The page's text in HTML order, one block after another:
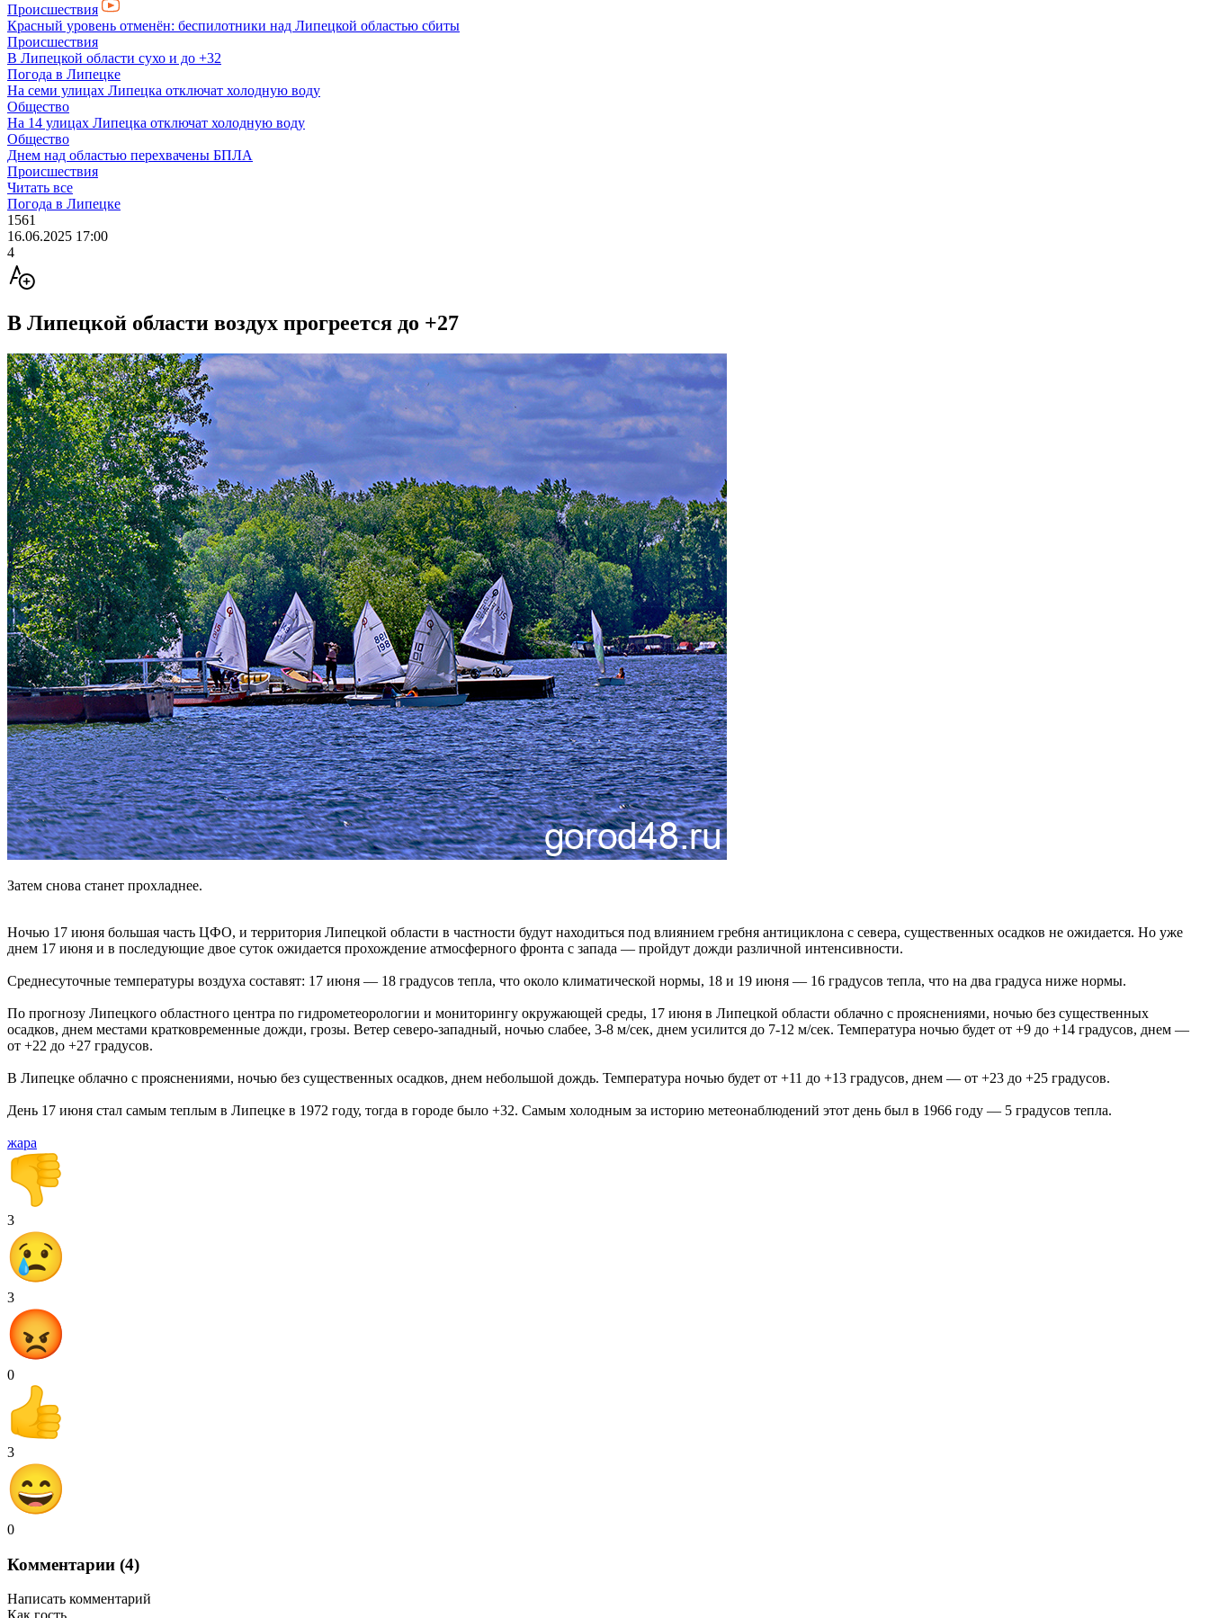
Происшествия
Красный уровень отменён: беспилотники над Липецкой областью сбиты
Происшествия
В Липецкой области сухо и до +32
Погода в Липецке
На семи улицах Липецка отключат холодную воду
Общество
На 14 улицах Липецка отключат холодную воду
Общество
Днем над областью перехвачены БПЛА
Происшествия
Читать все
Погода в Липецке
1561
16.06.2025 17:00
4
В Липецкой области воздух прогреется до +27
Затем снова станет прохладнее.
Ночью 17 июня большая часть ЦФО, и территория Липецкой области в частности будут находиться под влиянием гребня антициклона с севера, существенных осадков не ожидается. Но уже
днем 17 июня и в последующие двое суток ожидается прохождение атмосферного фронта с запада — пройдут дожди различной интенсивности.
Среднесуточные температуры воздуха составят: 17 июня — 18 градусов тепла, что около климатической нормы, 18 и 19 июня — 16 градусов тепла, что на два градуса ниже нормы.
По прогнозу Липецкого областного центра по гидрометеорологии и мониторингу окружающей среды, 17 июня в Липецкой области облачно с прояснениями, ночью без существенных
осадков, днем местами кратковременные дожди, грозы. Ветер северо-западный, ночью слабее, 3-8 м/сек, днем усилится до 7-12 м/сек. Температура ночью будет от +9 до +14 градусов, днем —
от +22 до +27 градусов.
В Липецке облачно с прояснениями, ночью без существенных осадков, днем небольшой дождь. Температура ночью будет от +11 до +13 градусов, днем — от +23 до +25 градусов.
День 17 июня стал самым теплым в Липецке в 1972 году, тогда в городе было +32. Самым холодным за историю метеонаблюдений этот день был в 1966 году — 5 градусов тепла.
жара
3
3
0
3
0
Комментарии (4)
Написать комментарий